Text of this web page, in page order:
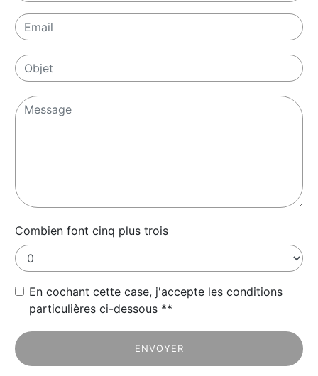
Combien font cinq plus trois
En cochant cette case, j'accepte les conditions
particulières ci-dessous **
ENVOYER